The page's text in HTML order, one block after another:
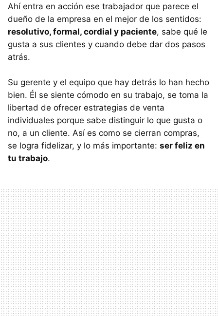
Ahí entra en acción ese trabajador que parece el
dueño de la empresa en el mejor de los sentidos:
resolutivo, formal, cordial y paciente, sabe qué le
gusta a sus clientes y cuando debe dar dos pasos
atrás.
Su gerente y el equipo que hay detrás lo han hecho
bien. Él se siente cómodo en su trabajo, se toma la
libertad de ofrecer estrategias de venta
individuales porque sabe distinguir lo que gusta o
no, a un cliente. Así es como se cierran compras,
se logra fidelizar, y lo más importante: ser feliz en
tu trabajo.